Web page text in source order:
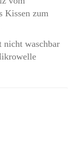
Kissen zum
nicht waschbar